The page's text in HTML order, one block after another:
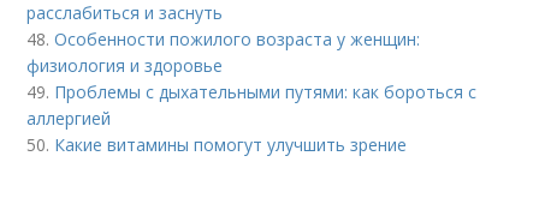
расслабиться и заснуть
48.Особенности пожилого возраста у женщин:
физиология и здоровье
49. Проблемы с дыхательными путями: как бороться с
аллергией
50. Какие витамины помогут улучшить зрение